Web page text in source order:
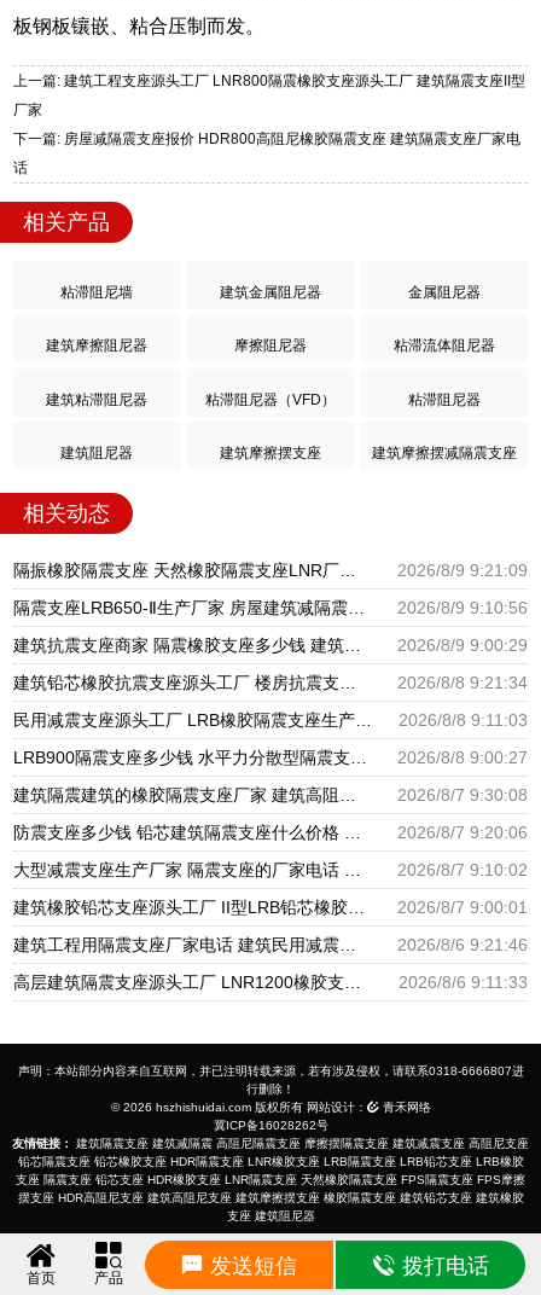
板钢板镶嵌、粘合压制而发。
上一篇: 建筑工程支座源头工厂 LNR800隔震橡胶支座源头工厂 建筑隔震支座II型
厂家
下一篇: 房屋减隔震支座报价 HDR800高阻尼橡胶隔震支座 建筑隔震支座厂家电
话
相关产品
粘滞阻尼墙 建筑金属阻尼器 金属阻尼器
建筑摩擦阻尼器 摩擦阻尼器 粘滞流体阻尼器
建筑粘滞阻尼器 粘滞阻尼器（VFD） 粘滞阻尼器
建筑阻尼器 建筑摩擦摆支座 建筑摩擦摆减隔震支座
相关动态
隔振橡胶隔震支座 天然橡胶隔震支座LNR厂家 LNR支座生产厂家
2026/8/9 9:21:09
隔震支座LRB650-Ⅱ生产厂家 房屋建筑减隔震支座厂家 LNR橡胶隔震支座1100源头工厂
2026/8/9 9:10:56
建筑抗震支座商家 隔震橡胶支座多少钱 建筑摩擦隔震支座生产厂家一套厂家
2026/8/9 9:00:29
建筑铅芯橡胶抗震支座源头工厂 楼房抗震支座厂家电话 建筑隔震支座III型源头工厂
2026/8/8 9:21:34
民用减震支座源头工厂 LRB橡胶隔震支座生产厂家 LNR水平分散型橡胶隔震支座源头工厂
2026/8/8 9:11:03
LRB900隔震支座多少钱 水平力分散型隔震支座多少钱 建筑减震隔震支座厂商
2026/8/8 9:00:27
建筑隔震建筑的橡胶隔震支座厂家 建筑高阻尼抗震支座厂家 隔震支座LNR700源头工厂
2026/8/7 9:30:08
防震支座多少钱 铅芯建筑隔震支座什么价格 HDR600支座
2026/8/7 9:20:06
大型减震支座生产厂家 隔震支座的厂家电话 建筑橡胶隔震支座LNR厂家
2026/8/7 9:10:02
建筑橡胶铅芯支座源头工厂 II型LRB铅芯橡胶隔震支座厂家 LNR1300隔震支座厂家
2026/8/7 9:00:01
建筑工程用隔震支座厂家电话 建筑民用减震支座厂家 建筑圆形铅芯橡胶隔震支座厂家
2026/8/6 9:21:46
高层建筑隔震支座源头工厂 LNR1200橡胶支座厂家电话 LNR600支座什么价格
2026/8/6 9:11:33
首页 产品 发送短信 拨打电话
声明：本站部分内容来自互联网，并已注明转载来源，若有涉及侵权，请联系0318-6666807进
行删除！
© 2026 hszhishuidai.com 版权所有 网站设计：
青禾网络
冀ICP备16028262号
友情链接：
建筑隔震支座 建筑减隔震 高阻尼隔震支座 摩擦摆隔震支座 建筑减震支座 高阻尼支座
铅芯隔震支座 铅芯橡胶支座 HDR隔震支座 LNR橡胶支座 LRB隔震支座 LRB铅芯支座 LRB橡胶
支座 隔震支座 铅芯支座 HDR橡胶支座 LNR隔震支座 天然橡胶隔震支座 FPS隔震支座 FPS摩擦
摆支座 HDR高阻尼支座 建筑高阻尼支座 建筑摩擦摆支座 橡胶隔震支座 建筑铅芯支座 建筑橡胶
支座 建筑阻尼器